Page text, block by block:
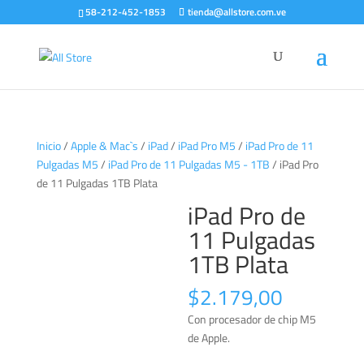
58-212-452-1853 tienda@allstore.com.ve
Inicio/Apple & Mac`s/ iPad/ iPad Pro M5/ iPad Pro de 11
Pulgadas M5/ iPad Pro de 11 Pulgadas M5 - 1TB/ iPad Pro
de 11 Pulgadas 1TB Plata
iPad Pro de
11 Pulgadas
1TB Plata
$2.179,00
Con procesador de chip M5
de Apple.